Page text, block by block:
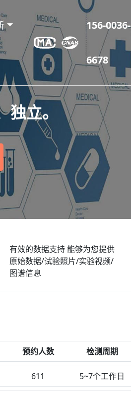
156-0036-
6678
立。
有效的数据支持 能够为您提供
原始数据/试验照片/实验视频/
图谱信息
预约人数 检测周期
611 5~7个工作日